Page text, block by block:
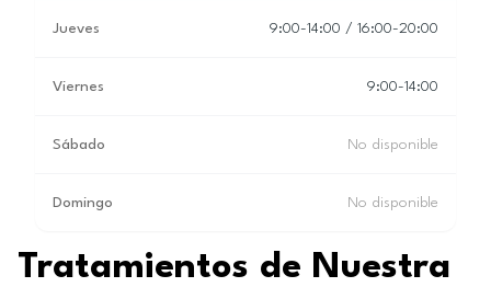
Jueves 9:00-14:00 / 16:00-20:00
Viernes 9:00-14:00
Sábado No disponible
Domingo No disponible
Tratamientos de Nuestra